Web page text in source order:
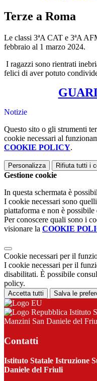
Terze a Roma
Le classi 3ªA CAT e 3ªA
febbraio al 1 marzo 2024.
I ragazzi sono rientrati
felici di aver potuto
Notizie
Questo sito o gli strumenti
cookie necessari al
COOKIE POLICY.
Personalizza Rifiuta tutti i
Gestione cookie
In questa schermata è
I cookie necessari sono
piattaforma e non è
Per conoscere quali sono i
visionare la COOKIE
Cookie necessari per il
I cookie necessari per il
disabilitati. È possibile
policy.
Accetta tutti Salva le
Istituto
Manzini San Daniele del
Contatti
Istituto Statale Istruzione
Daniele del Friuli